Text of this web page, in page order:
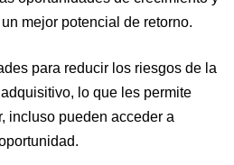
mejor potencial de retorno.
para reducir los riesgos de la
lo que les permite
incluso pueden acceder a